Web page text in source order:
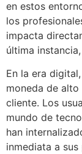
en estos
los
impacta
última
En la era
moneda de
cliente. Los
mundo de
han
inmediata a